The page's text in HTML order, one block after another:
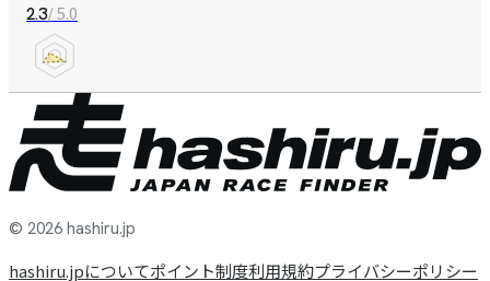
2.3/ 5.0
© 2026 hashiru.jp
hashiru.jpについてポイント制度利用規約プライバシーポリシー